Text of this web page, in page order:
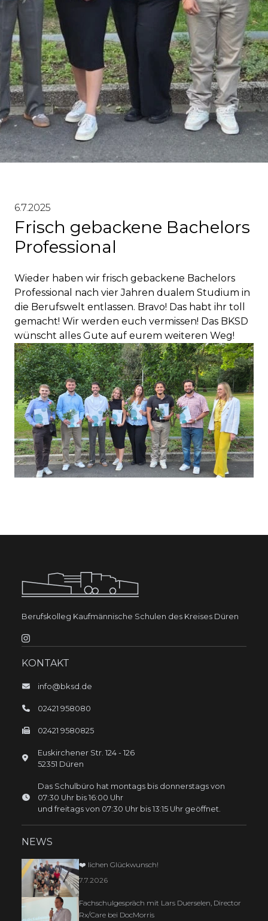
6.7.2025
Frisch gebackene Bachelors
Professional
Wieder haben wir frisch gebackene Bachelors
Professional nach vier Jahren dualem Studium in
die Berufswelt entlassen. Bravo! Das habt ihr toll
gemacht! Wir werden euch vermissen! Das BKSD
wünscht alles Gute auf eurem weiteren Weg!
Berufskolleg Kaufmännische Schulen des Kreises Düren
KONTAKT
info@bksd.de
02421 958080
02421 9580825
Euskirchener Str. 124 - 126
52351 Düren
Das Schulbüro hat montags bis donnerstags von
07:30 Uhr bis 16:00 Uhr
und freitags von 07:30 Uhr bis 13:15 Uhr geöffnet.
NEWS
❤️ lichen Glückwunsch!
7.7.2026
Fachschulgespräch mit Lars Duerselen, Director
Rx/Care bei DocMorris